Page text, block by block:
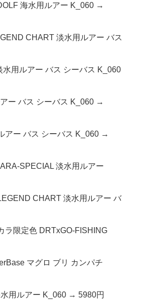
海水用ルアー K_060 →
CHART 淡水用ルアー バス
用ルアー バス シーバス K_060
ー バス シーバス K_060 →
アー バス シーバス K_060 →
SPECIAL 淡水用ルアー
CHART 淡水用ルアー バ
ラ限定色 DRTxGO-FISHING
マグロ ブリ カンパチ
用ルアー K_060 → 5980円